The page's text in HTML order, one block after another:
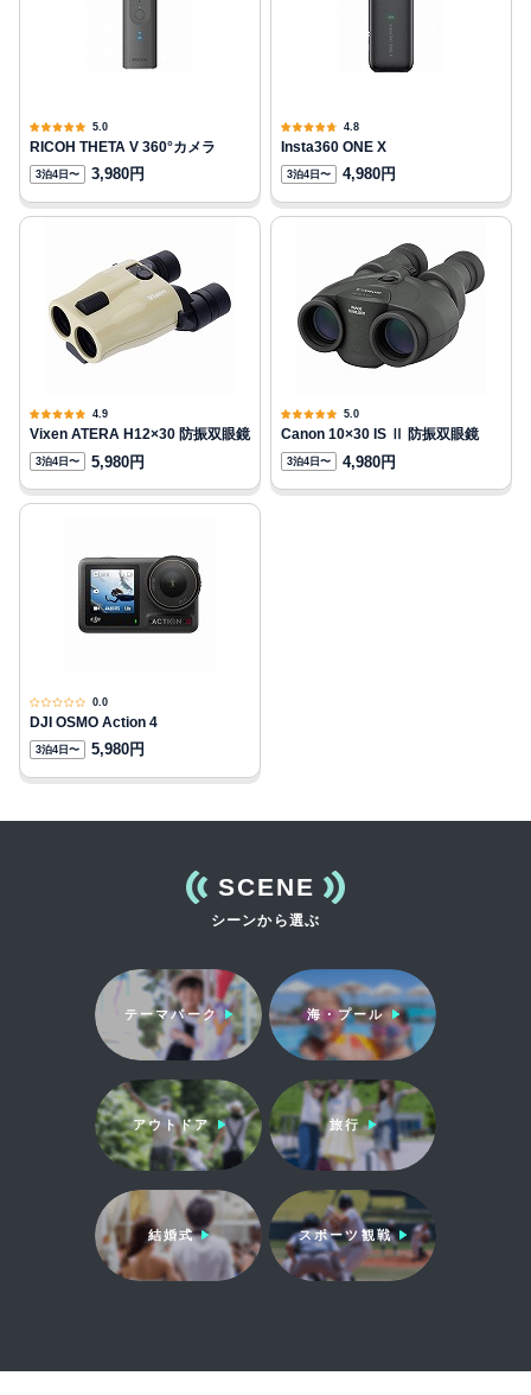
5.0
RICOH THETA V 360°カメラ
3泊4日〜 3,980円
4.8
Insta360 ONE X
3泊4日〜 4,980円
4.9
Vixen ATERA H12×30 防振双眼鏡
3泊4日〜 5,980円
5.0
Canon 10×30 IS Ⅱ 防振双眼鏡
3泊4日〜 4,980円
0.0
DJI OSMO Action 4
3泊4日〜 5,980円
SCENE
シーンから選ぶ
テーマパーク 海・プール
アウトドア 旅行
結婚式 スポーツ観戦